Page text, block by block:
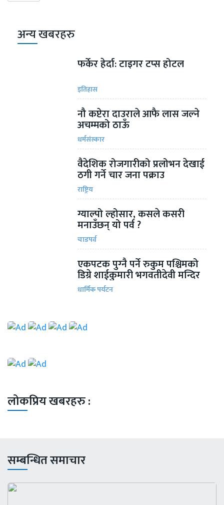
अन्य खबरहरु
फर्केर हेर्दा: टाइगर टप्स होटल
इतिहास
नौ कप्टेरा दाउराले आफै लास जल्ने
अचम्मको ठाऊँ
धर्मसंस्कार
वैदेशिक रोजगारीको प्रलोभन देखाई
ठगी गर्ने चार जना पक्राउ
राष्ट्रिय
ग्याल्पो ल्होसार, कसले कसरी
मनाउँछन् यो पर्व ?
चाडपर्व
एकपटक पुग्‍नै पर्ने रुकुम पश्चिमको
डिग्रे शाईकुमारी भगवतीदेवी मन्दिर
धार्मिक पर्यटन
लोकप्रिय खबरहरु :
सम्बन्धित समाचार